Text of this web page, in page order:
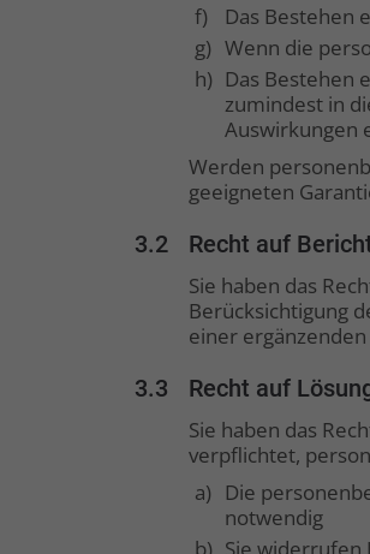
f)
Das Bestehen
g) Wenn die
h) Das Bestehen
zumindest in
Auswirkungen
Werden
geeigneten
3.2 Recht auf
Sie haben das
Berücksichtigung
einer
3.3 Recht auf
Sie haben das
verpflichtet,
a) Die
notwendig
b) Sie widerrufen